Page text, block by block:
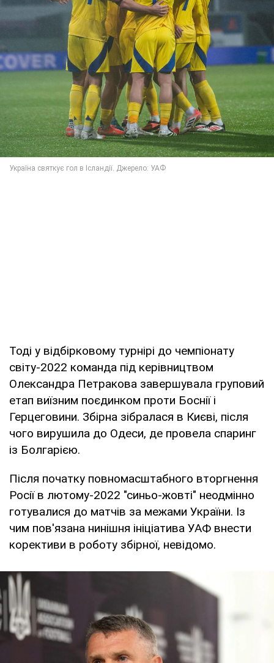
Тоді у відбірковому турнірі до чемпіонату
світу-2022 команда під керівництвом
Олександра Петракова завершувала груповий
етап виїзним поєдинком проти Боснії і
Герцеговини. Збірна зібралася в Києві, після
чого вирушила до Одеси, де провела спаринг
із Болгарією.
Після початку повномасштабного вторгнення
Росії в лютому-2022 "синьо-жовті" неодмінно
готувалися до матчів за межами України. Із
чим пов'язана нинішня ініціатива УАФ внести
корективи в роботу збірної, невідомо.